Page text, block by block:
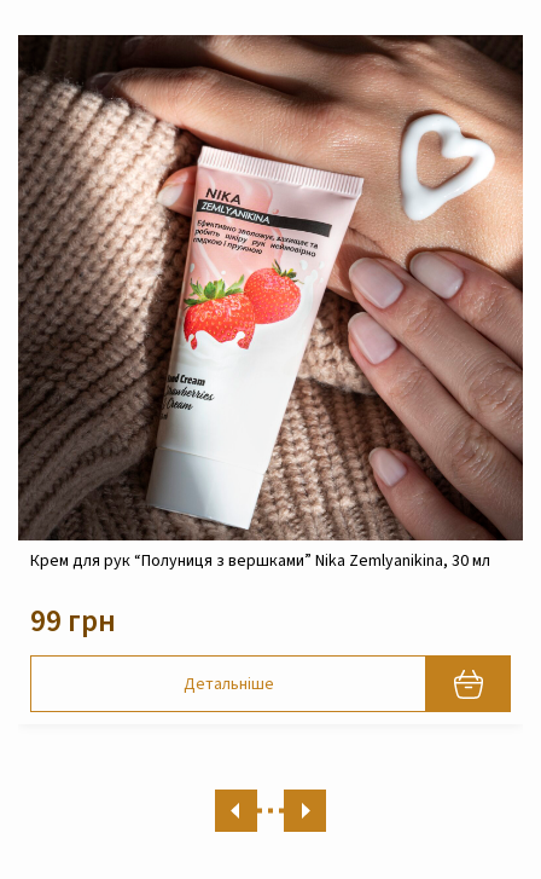
Крем реконструюючий живильний для обличчя Nika
820 грн
Детальніше